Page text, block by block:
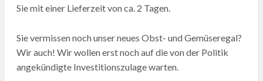
Sie mit einer Lieferzeit von ca. 2 Tagen.
Sie vermissen noch unser neues Obst- und Gemüseregal?
Wir auch! Wir wollen erst noch auf die von der Politik
angekündigte Investitionszulage warten.